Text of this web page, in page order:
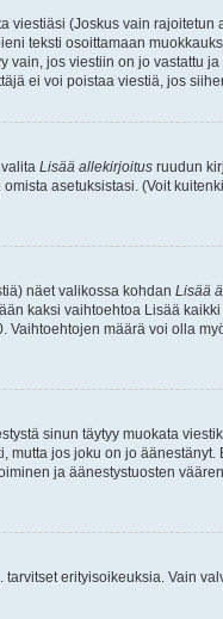
viestiäsi (Joskus vain
teksti osoittamaan
vain, jos viestiin on jo vastattu
ei voi poistaa viestiä, jos
Lisää allekirjoitus ruudun
asetuksistasi. (Voit
näet valikossa kohdan Lisää
kaksi vaihtoehtoa Lisää
Vaihtoehtojen määrä voi olla
sinun täytyy muokata
mutta jos joku on jo äänestänyt.
ja äänestystuosten
erityisoikeuksia. Vain